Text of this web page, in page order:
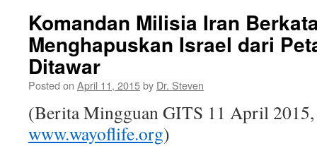
Komandan Milisia Iran
Menghapuskan Israel dari
Ditawar
Posted on April 11, 2015by Dr. Steven
(Berita Mingguan GITS 11 April 2015,
www.wayoflife.org)